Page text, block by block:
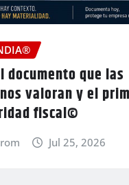
documento que las
valoran y el
fiscal©
Jul 25, 2026